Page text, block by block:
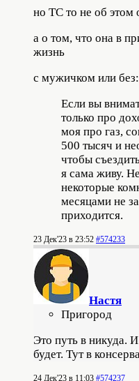
но ТС то не об этом
а о том, что она в
жизнь
с мужичком или без:
Если вы
только про
моя про газ,
500 тысяч и
чтобы
я сама живу.
некоторые
месяцами не
приходится.
23 Дек'23 в 23:52 #574233
Настя
Пригород
Это путь в никуда.
будет. Тут в
24 Дек'23 в 11:03 #574237